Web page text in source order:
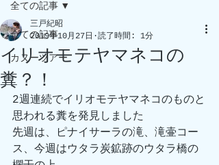
全ての記事
カヌーツアー
全ての記事
イリオモテヤマネコの
糞？！
三戸紀昭
2019年10月27日
読了時間: 1分
2週連続でイリオモテヤマネコのものと
思われる糞を発見しました
先週は、ピナイサーラの滝、滝壷コー
ス、今週はウタラ炭鉱跡のウタラ橋の